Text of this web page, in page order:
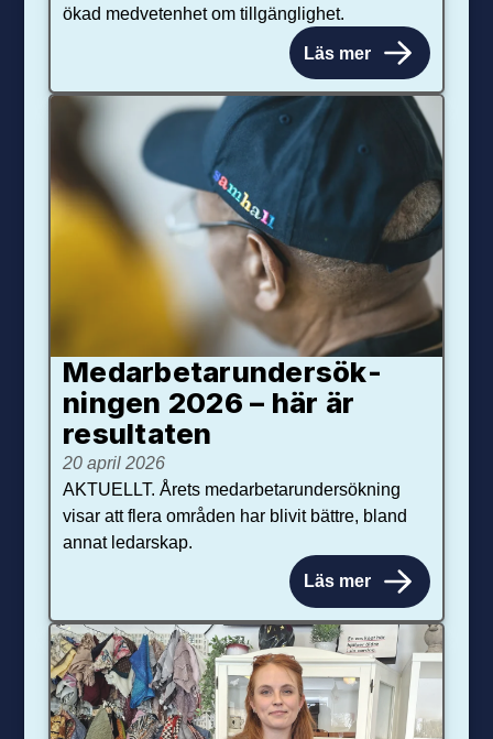
ökad medvetenhet om tillgänglighet.
Läs mer
Medarbetar­under­sök­
ningen 2026 – här är
resultaten
20 april 2026
AKTUELLT. Årets medarbetarundersökning
visar att flera områden har blivit bättre, bland
annat ledarskap.
Läs mer